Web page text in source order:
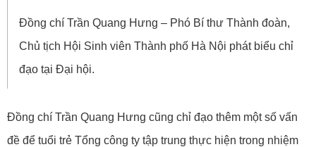
Đồng chí Trần Quang Hưng – Phó Bí thư Thành đoàn,
Chủ tịch Hội Sinh viên Thành phố Hà Nội phát biểu chỉ
đạo tại Đại hội.
Đồng chí Trần Quang Hưng cũng chỉ đạo thêm một số vấn
đề để tuổi trẻ Tổng công ty tập trung thực hiện trong nhiệm